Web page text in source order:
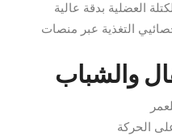
العضلية بدقة عالية
التغذية عبر منصات
والشباب
الحركة